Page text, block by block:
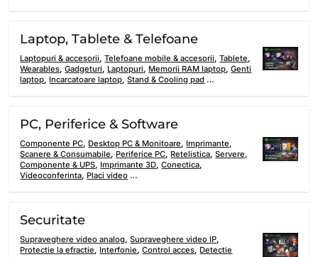
Laptop, Tablete & Telefoane
Laptopuri & accesorii,Telefoane mobile & accesorii,Tablete,
Wearables,Gadgeturi, Laptopuri, Memorii RAM laptop,Genti
laptop, Incarcatoare laptop,Stand & Cooling pad …
PC, Periferice & Software
Componente PC, Desktop PC & Monitoare, Imprimante,
Scanere & Consumabile, Periferice PC, Retelistica,Servere,
Componente & UPS, Imprimante 3D,Conectica,
Videoconferinta, Placi video …
Securitate
Supraveghere video analog,Supraveghere video IP,
Protectie la efractie, Interfonie,Control acces, Detectie